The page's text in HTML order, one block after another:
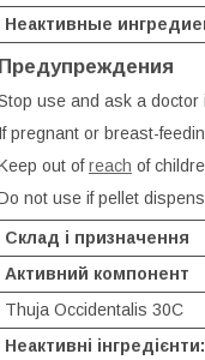
Неактивные
Предупреждения
use and ask a
If pregnant or breast-
out ofreach of
not use if pellet
Склад і призначення
Активний компонент
Thuja Occidentalis 30C
Неактивні інгредієнти: